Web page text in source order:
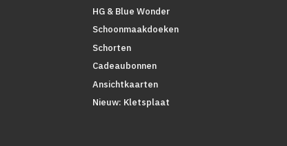
HG & Blue Wonder
Schoonmaakdoeken
Schorten
Cadeaubonnen
Ansichtkaarten
Nieuw: Kletsplaat